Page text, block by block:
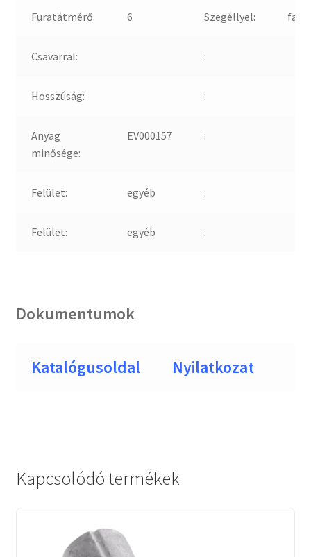
Furatátmérő: 6 Szegéllyel: false
Csavarral: :
Hosszúság: :
Anyag
minősége:
EV000157 :
Felület: egyéb :
Felület: egyéb :
Dokumentumok
Katalógusoldal Nyilatkozat
Kapcsolódó termékek